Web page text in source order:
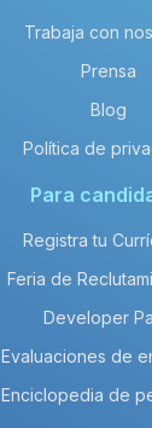
Trabaja con
Prensa
Blog
Política de
Para
Registra tu
Feria de
Developer
Evaluaciones de
Enciclopedia de